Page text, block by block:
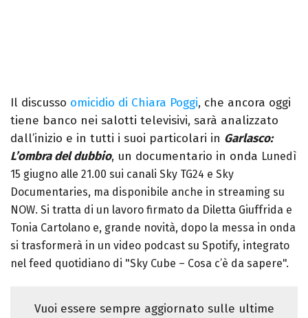
Il discusso omicidio di Chiara Poggi, che ancora oggi
tiene banco nei salotti televisivi, sarà analizzato
dall’inizio e in tutti i suoi particolari in Garlasco:
L’ombra del dubbio, un documentario in onda Lunedì
15 giugno alle 21.00 sui canali Sky TG24 e Sky
Documentaries, ma disponibile anche in streaming su
NOW. Si tratta di un lavoro firmato da Diletta Giuffrida e
Tonia Cartolano e, grande novità, dopo la messa in onda
si trasformerà in un video podcast su Spotify, integrato
nel feed quotidiano di "Sky Cube – Cosa c’è da sapere".
Vuoi essere sempre aggiornato sulle ultime